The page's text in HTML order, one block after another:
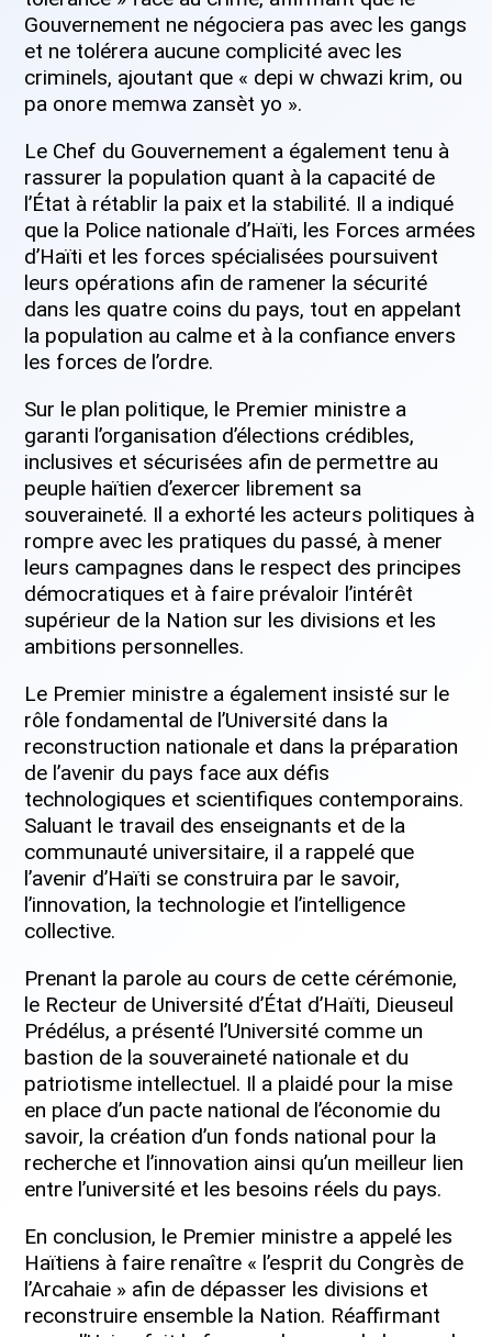
Gouvernement ne négociera pas avec les gangs
et ne tolérera aucune complicité avec les
criminels, ajoutant que « depi w chwazi krim, ou
pa onore memwa zansèt yo ».
Le Chef du Gouvernement a également tenu à
rassurer la population quant à la capacité de
l’État à rétablir la paix et la stabilité. Il a indiqué
que la Police nationale d’Haïti, les Forces armées
d’Haïti et les forces spécialisées poursuivent
leurs opérations afin de ramener la sécurité
dans les quatre coins du pays, tout en appelant
la population au calme et à la confiance envers
les forces de l’ordre.
Sur le plan politique, le Premier ministre a
garanti l’organisation d’élections crédibles,
inclusives et sécurisées afin de permettre au
peuple haïtien d’exercer librement sa
souveraineté. Il a exhorté les acteurs politiques à
rompre avec les pratiques du passé, à mener
leurs campagnes dans le respect des principes
démocratiques et à faire prévaloir l’intérêt
supérieur de la Nation sur les divisions et les
ambitions personnelles.
Le Premier ministre a également insisté sur le
rôle fondamental de l’Université dans la
reconstruction nationale et dans la préparation
de l’avenir du pays face aux défis
technologiques et scientifiques contemporains.
Saluant le travail des enseignants et de la
communauté universitaire, il a rappelé que
l’avenir d’Haïti se construira par le savoir,
l’innovation, la technologie et l’intelligence
collective.
Prenant la parole au cours de cette cérémonie,
le Recteur de Université d’État d’Haïti, Dieuseul
Prédélus, a présenté l’Université comme un
bastion de la souveraineté nationale et du
patriotisme intellectuel. Il a plaidé pour la mise
en place d’un pacte national de l’économie du
savoir, la création d’un fonds national pour la
recherche et l’innovation ainsi qu’un meilleur lien
entre l’université et les besoins réels du pays.
En conclusion, le Premier ministre a appelé les
Haïtiens à faire renaître « l’esprit du Congrès de
l’Arcahaie » afin de dépasser les divisions et
reconstruire ensemble la Nation. Réaffirmant